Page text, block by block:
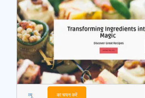
व्यू का चयन करें